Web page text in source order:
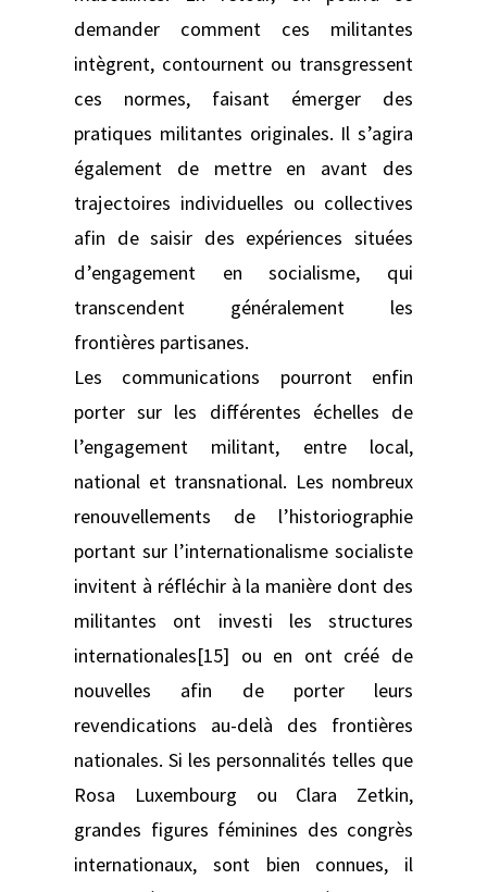
demander comment ces militantes
intègrent, contournent ou transgressent
ces normes, faisant émerger des
pratiques militantes originales. Il s’agira
également de mettre en avant des
trajectoires individuelles ou collectives
afin de saisir des expériences situées
d’engagement en socialisme, qui
transcendent généralement les
frontières partisanes.
Les communications pourront enfin
porter sur les différentes échelles de
l’engagement militant, entre local,
national et transnational. Les nombreux
renouvellements de l’historiographie
portant sur l’internationalisme socialiste
invitent à réfléchir à la manière dont des
militantes ont investi les structures
internationales[15] ou en ont créé de
nouvelles afin de porter leurs
revendications au-delà des frontières
nationales. Si les personnalités telles que
Rosa Luxembourg ou Clara Zetkin,
grandes figures féminines des congrès
internationaux, sont bien connues, il